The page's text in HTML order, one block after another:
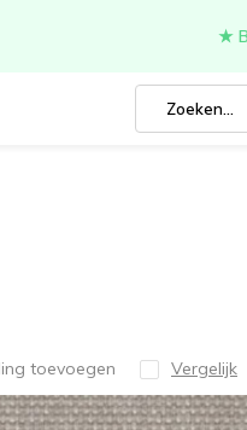
★
toevoegen Vergelijk